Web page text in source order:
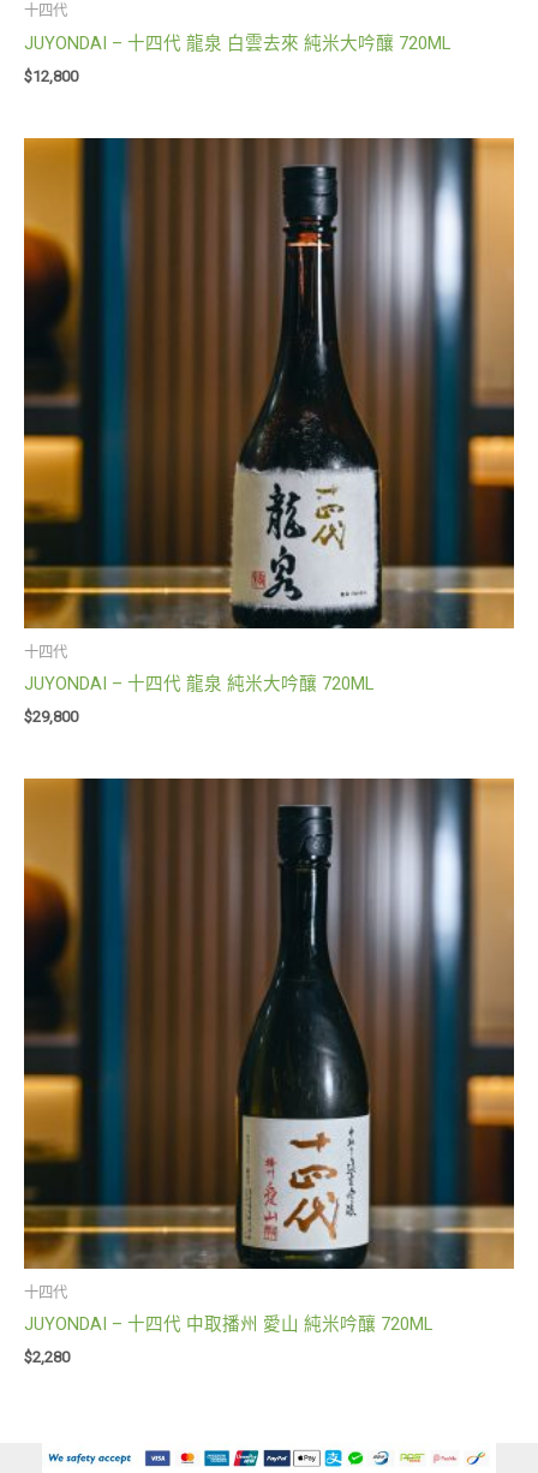
十四代
JUYONDAI – 十四代 龍泉 白雲去來 純米大吟釀 720ML
$12,800
十四代
JUYONDAI – 十四代 龍泉 純米大吟釀 720ML
$29,800
十四代
JUYONDAI – 十四代 中取播州 愛山 純米吟釀 720ML
$2,280